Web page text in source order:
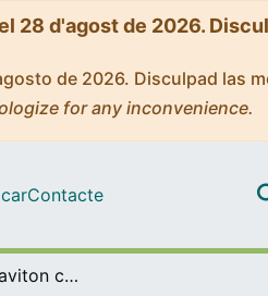
28 d'agost de 2026.
de 2026. Disculpad las
for any inconvenience.
Contacte
Bose-Einstein graviton condensate in a Schwarzschild black hole